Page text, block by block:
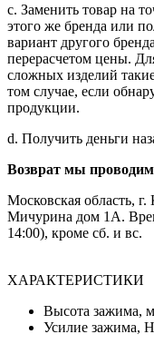
c. Заменить товар на
этого же бренда или
вариант другого
перерасчетом цены.
сложных изделий
том случае, если
продукции.
d. Получить деньги
Возврат мы проводим
Московская область,
Мичурина дом 1А.
14:00), кроме сб. и вс.
ХАРАКТЕРИСТИКИ
Высота зажима,
Усилие зажима,